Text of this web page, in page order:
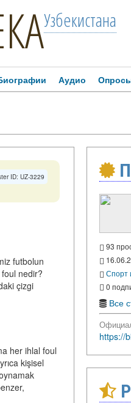
Узбекистана
Аудио
ID: UZ-3229
futbolun
nedir?
çizgi
her ihlal foul
kişisel
93
Спорт
0
Все
https://